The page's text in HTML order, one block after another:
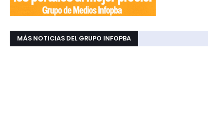
MÁS NOTICIAS DEL GRUPO INFOPBA